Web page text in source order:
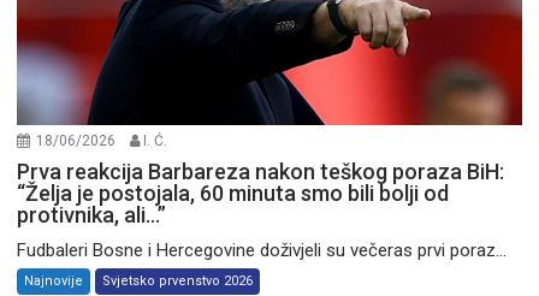
18/06/2026 I. Ć.
Prva reakcija Barbareza nakon teškog poraza BiH:
“Želja je postojala, 60 minuta smo bili bolji od
protivnika, ali…”
Fudbaleri Bosne i Hercegovine doživjeli su večeras prvi poraz...
Najnovije Svjetsko prvenstvo 2026